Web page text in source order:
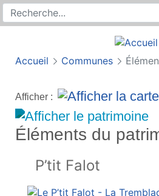
Recherche sur le site
Rechercher
Accueil Communes
Afficher :
Éléments du
P’tit Falot